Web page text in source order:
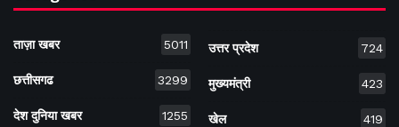
ताज़ा खबर 5011
छत्तीसगढ 3299
देश दुनिया खबर 1255
उत्तर प्रदेश 724
मुख्यमंत्री 423
खेल 419